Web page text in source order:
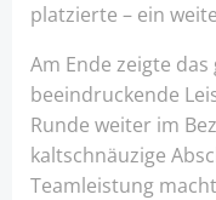
platzierte – ein
Am Ende zeigte
beeindruckende
Runde weiter im
kaltschnäuzige
Teamleistung